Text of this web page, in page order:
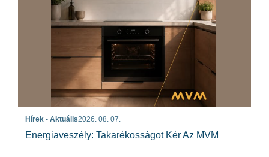
Hírek - Aktuális2026. 08. 07.
Energiaveszély: Takarékosságot Kér Az MVM